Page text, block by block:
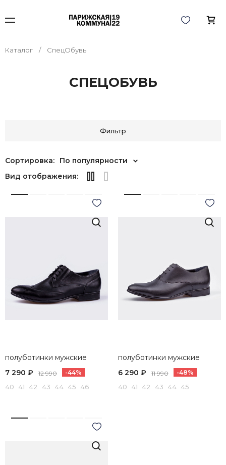
Каталог СпецОбувь
СПЕЦОБУВЬ
Фильтр
Сортировка:
По популярности
Вид отображения:
полуботинки мужские
7 290 ₽
12 990 -44%
40 41 42 43 44 45 46
полуботинки мужские
6 290 ₽
11 990 -48%
40 41 42 43 44 45